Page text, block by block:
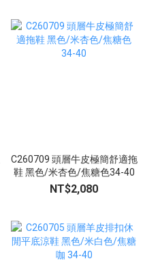
C260709 頭層牛皮極簡舒適拖
鞋 黑色/米杏色/焦糖色34-40
NT$2,080